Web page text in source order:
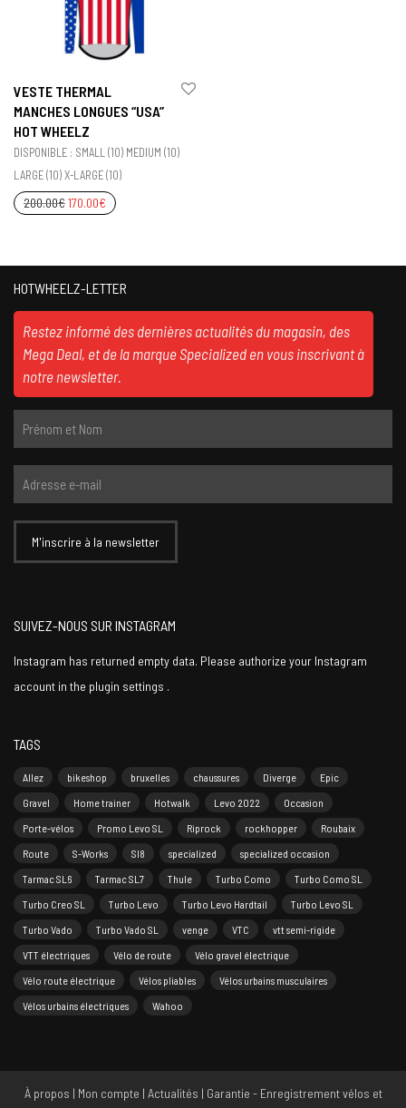
VESTE THERMAL
MANCHES LONGUES “USA”
HOT WHEELZ
DISPONIBLE : SMALL (10) MEDIUM (10)
LARGE (10) X-LARGE (10)
200.00€170.00€
HOTWHEELZ-LETTER
Restez informé des dernières actualités du magasin, des
Mega Deal, et de la marque Specialized en vous inscrivant à
notre newsletter.
SUIVEZ-NOUS SUR INSTAGRAM
Instagram has returned empty data. Please authorize your Instagram
account in the plugin settings .
TAGS
Allez bikeshop bruxelles chaussures Diverge
Epic
Gravel
Home trainer Hotwalk Levo 2022
Occasion
Porte-vélos
Promo Levo SL Riprock rockhopper
Roubaix
Route
S-Works Sl8 specialized
specialized occasion
Tarmac SL6
Tarmac SL7 Thule Turbo Como
Turbo Como SL
Turbo Creo SL
Turbo Levo Turbo Levo Hardtail
Turbo Levo SL
Turbo Vado
Turbo Vado SL venge VTC
vtt semi-rigide
VTT électriques
Vélo de route
Vélo gravel électrique
Vélo route électrique
Vélos pliables
Vélos urbains musculaires
Vélos urbains électriques
Wahoo
À propos | Mon compte | Actualités | Garantie - Enregistrement vélos et